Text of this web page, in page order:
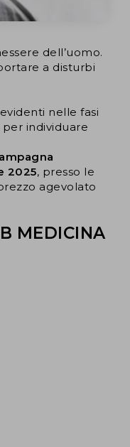
dell’uomo.
a disturbi
nelle fasi
individuare
2025, presso le
agevolato
MEDICINA